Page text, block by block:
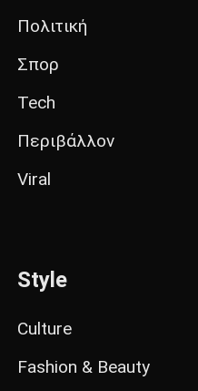
Πολιτική
Σπορ
Tech
Περιβάλλον
Viral
Style
Culture
Fashion & Beauty